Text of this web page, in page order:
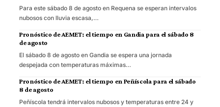
Para este sábado 8 de agosto en Requena se esperan intervalos
nubosos con lluvia escasa,…
Pronóstico de AEMET: el tiempo en Gandia para el sábado 8
de agosto
El sábado 8 de agosto en Gandia se espera una jornada
despejada con temperaturas máximas…
Pronóstico de AEMET: el tiempo en Peñíscola para el sábado
8 de agosto
Peñíscola tendrá intervalos nubosos y temperaturas entre 24 y